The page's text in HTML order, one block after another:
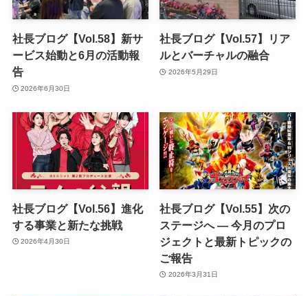
社長ブログ【Vol.58】新サ
ービス始動と6月の活動報
告
2026年6月30日
社長ブログ【Vol.57】リア
ルとバーチャルの融合
2026年5月29日
社長ブログ【Vol.56】進化
する事業と新たな挑戦
2026年4月30日
社長ブログ【Vol.55】次の
ステージへ ― 今月のプロ
ジェクトと最新トピックの
ご報告
2026年3月31日